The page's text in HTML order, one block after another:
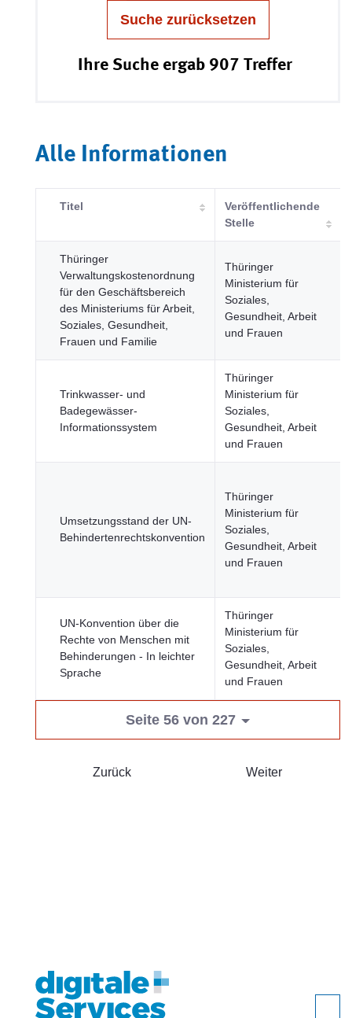
Suche zurücksetzen
Ihre Suche ergab 907 Treffer
Alle Informationen
Titel
Veröffentlichende
Stelle
Thüringer
Verwaltungskostenordnung
für den Geschäftsbereich
des Ministeriums für Arbeit,
Soziales, Gesundheit,
Frauen und Familie
Thüringer
Ministerium für
Soziales,
Gesundheit, Arbeit
und Frauen
Trinkwasser- und
Badegewässer-
Informationssystem
Thüringer
Ministerium für
Soziales,
Gesundheit, Arbeit
und Frauen
Umsetzungsstand der UN-
Behindertenrechtskonvention
Thüringer
Ministerium für
Soziales,
Gesundheit, Arbeit
und Frauen
UN-Konvention über die
Rechte von Menschen mit
Behinderungen - In leichter
Sprache
Thüringer
Ministerium für
Soziales,
Gesundheit, Arbeit
und Frauen
Seite 56 von 227
Zurück Weiter